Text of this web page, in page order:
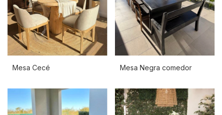
Mesa Cecé Mesa Negra comedor